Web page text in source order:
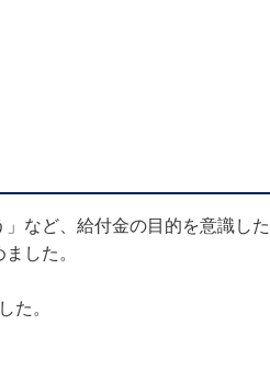
など、給付金の目的を意識した
した。
た。